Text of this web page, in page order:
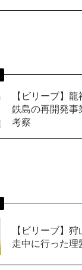
【ビリーブ】
鉄島の再開発
考察
【ビリーブ】
走中に行った理